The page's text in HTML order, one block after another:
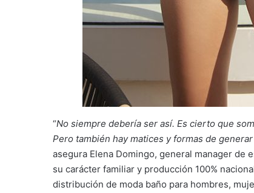
“No siempre debería ser así. Es cierto que
Pero también hay matices y formas de
asegura Elena Domingo, general manager de
su carácter familiar y producción 100%
distribución de moda baño para hombres,